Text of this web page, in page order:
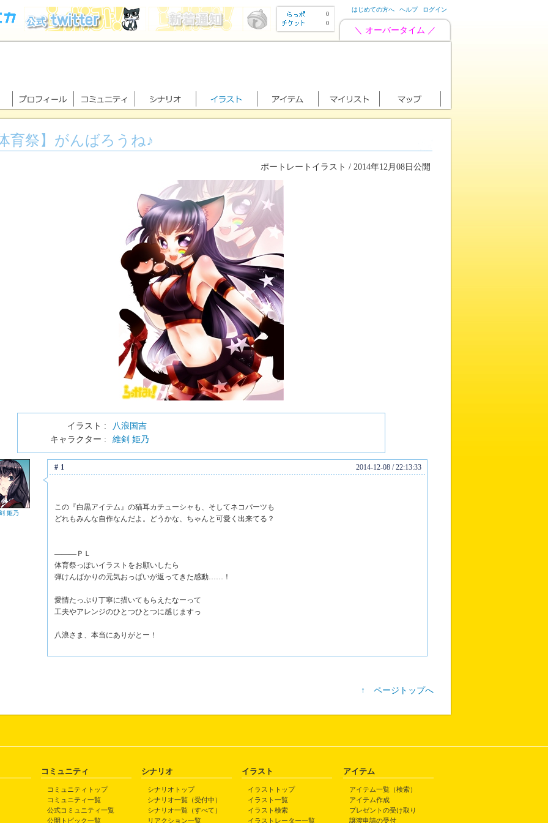
0
0
はじめての方へ ヘルプ ログイン
＼ オーバータイム ／
育祭】がんばろうね♪
ポートレートイラスト / 2014年12月08日公開
イラスト :
八浪国吉
キャラクター :
維剣 姫乃
姫乃
#1 2014-12-08 / 22:13:33
この『白黒アイテム』の猫耳カチューシャも、そしてネコパーツも
どれもみんな自作なんだよ。どうかな、ちゃんと可愛く出来てる？
―――ＰＬ
体育祭っぽいイラストをお願いしたら
弾けんばかりの元気おっぱいが返ってきた感動……！
愛情たっぷり丁寧に描いてもらえたなーって
工夫やアレンジのひとつひとつに感じますっ
八浪さま、本当にありがとー！
↑ ページトップへ
コミュニティ
コミュニティトップ
コミュニティ一覧
公式コミュニティ一覧
公開トピック一覧
シナリオ
シナリオトップ
シナリオ一覧（受付中）
シナリオ一覧（すべて）
リアクション一覧
イラスト
イラストトップ
イラスト一覧
イラスト検索
イラストレーター一覧
アイテム
アイテム一覧（検索）
アイテム作成
プレゼントの受け取り
譲渡申請の受付